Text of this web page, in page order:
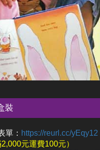
裝
單： https://reurl.cc/yEqy12
元運費100元）